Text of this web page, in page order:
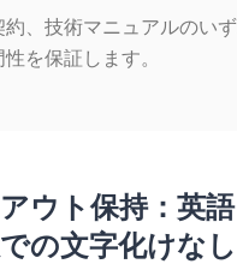
、技術マニュアルのい
を保証します。
ウト保持：英
の文字化けなし